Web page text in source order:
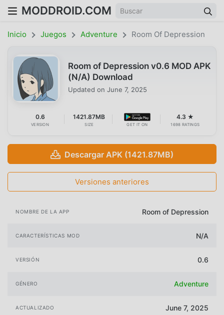
MODDROID.COM
Inicio Juegos Adventure Room Of Depression
Room of Depression v0.6 MOD APK
(N/A) Download
Updated on June 7, 2025
0.6
VERSION
1421.87MB
SIZE GET IT ON
4.3 ★
1698 RATINGS
Descargar APK (1421.87MB)
Versiones anteriores
NOMBRE DE LA APP Room of Depression
CARACTERÍSTICAS MOD N/A
VERSIÓN 0.6
GÉNERO Adventure
ACTUALIZADO June 7, 2025